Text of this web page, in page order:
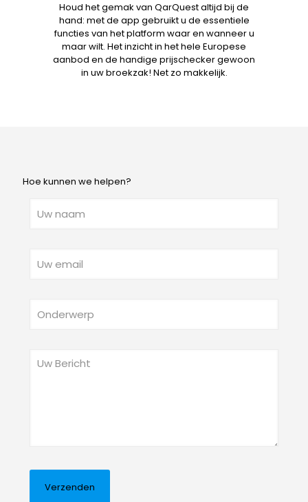
Houd het gemak van QarQuest altijd bij de
hand: met de app gebruikt u de essentiele
functies van het platform waar en wanneer u
maar wilt. Het inzicht in het hele Europese
aanbod en de handige prijschecker gewoon
in uw broekzak! Net zo makkelijk.
Hoe kunnen we helpen?